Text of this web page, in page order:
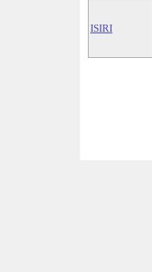
ISIRI